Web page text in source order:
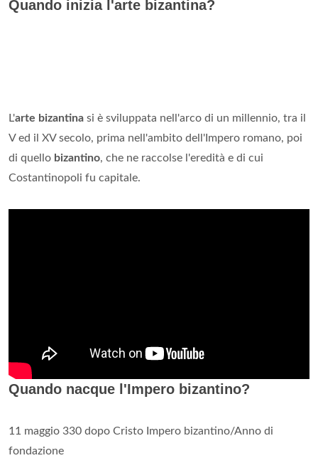
Quando inizia l'arte bizantina?
L'arte bizantina si è sviluppata nell'arco di un millennio, tra il
V ed il XV secolo, prima nell'ambito dell'Impero romano, poi
di quello bizantino, che ne raccolse l'eredità e di cui
Costantinopoli fu capitale.
Quando nacque l'Impero bizantino?
11 maggio 330 dopo Cristo Impero bizantino/Anno di
fondazione